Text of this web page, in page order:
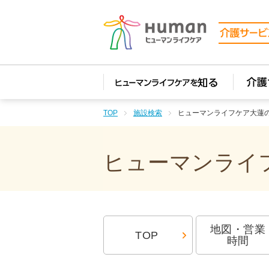
TOP 施設検索 ヒューマンライフケア大蓮
ヒューマンライ
TOP
地図・営業
時間